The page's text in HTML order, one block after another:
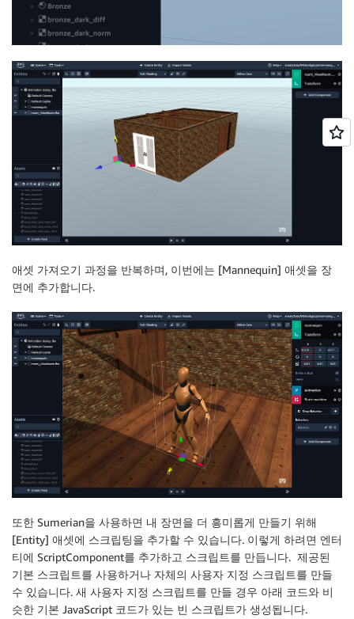
애셋 가져오기 과정을 반복하며, 이번에는 [Mannequin] 애셋을 장
면에 추가합니다.
또한 Sumerian을 사용하면 내 장면을 더 흥미롭게 만들기 위해
[Entity] 애셋에 스크립팅을 추가할 수 있습니다. 이렇게 하려면 엔터
티에 ScriptComponent를 추가하고 스크립트를 만듭니다. 제공된
기본 스크립트를 사용하거나 자체의 사용자 지정 스크립트를 만들
수 있습니다. 새 사용자 지정 스크립트를 만들 경우 아래 코드와 비
슷한 기본 JavaScript 코드가 있는 빈 스크립트가 생성됩니다.